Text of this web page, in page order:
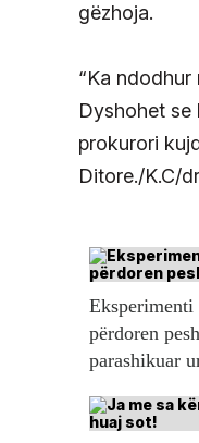
gëzhoja.
“Ka ndodhur
Dyshohet se
prokurori
Ditore./K.C/
përdoren
parashikuar